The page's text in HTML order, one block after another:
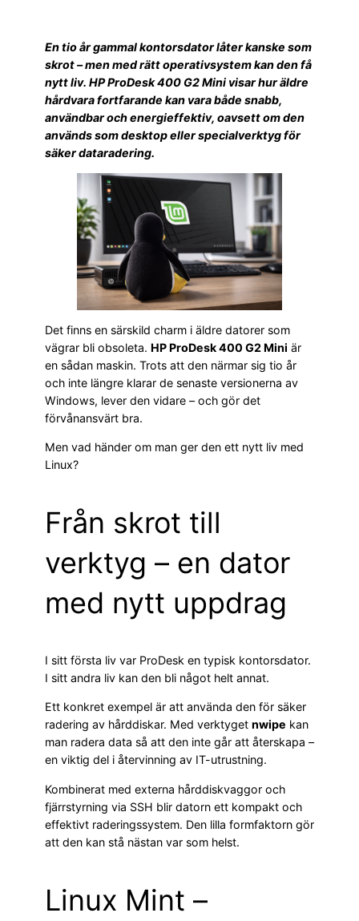
En tio år gammal kontorsdator låter kanske som
skrot – men med rätt operativsystem kan den få
nytt liv. HP ProDesk 400 G2 Mini visar hur äldre
hårdvara fortfarande kan vara både snabb,
användbar och energieffektiv, oavsett om den
används som desktop eller specialverktyg för
säker dataradering.
Det finns en särskild charm i äldre datorer som
vägrar bli obsoleta. HP ProDesk 400 G2 Mini är
en sådan maskin. Trots att den närmar sig tio år
och inte längre klarar de senaste versionerna av
Windows, lever den vidare – och gör det
förvånansvärt bra.
Men vad händer om man ger den ett nytt liv med
Linux?
Från skrot till
verktyg – en dator
med nytt uppdrag
I sitt första liv var ProDesk en typisk kontorsdator.
I sitt andra liv kan den bli något helt annat.
Ett konkret exempel är att använda den för säker
radering av hårddiskar. Med verktyget nwipe kan
man radera data så att den inte går att återskapa –
en viktig del i återvinning av IT-utrustning.
Kombinerat med externa hårddiskvaggor och
fjärrstyrning via SSH blir datorn ett kompakt och
effektivt raderingssystem. Den lilla formfaktorn gör
att den kan stå nästan var som helst.
Linux Mint –